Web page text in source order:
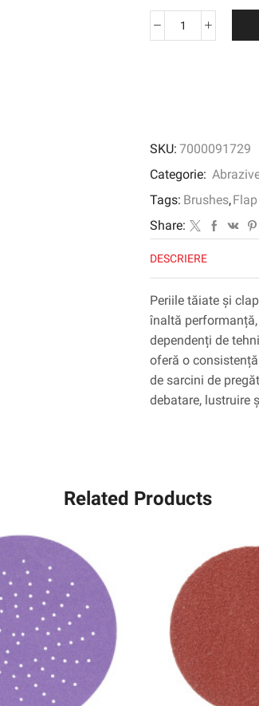
Cantitate
FLAPHE
CP-
100
mm
x
100
mm
x
mm,
un
med
SKU: 7000091729
Categorie:
Tags: Brushes,Flap
Share:
DESCRIERE
Periile tăiate și
înaltă
dependenți de
oferă o
de sarcini de
debatare, lustruire
Related Products